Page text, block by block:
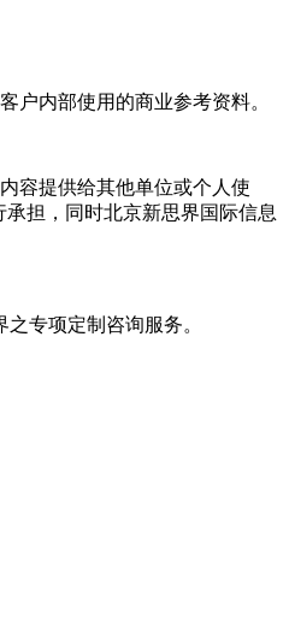
户内部使用的商业参考资料。
容提供给其他单位或个人使
担，同时北京新思界国际信息
专项定制咨询服务。